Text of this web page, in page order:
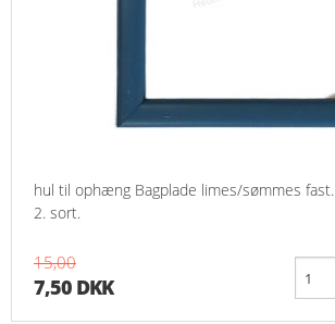
hul til ophæng Bagplade limes/sømmes fast.
2. sort.
15,00
7,50 DKK